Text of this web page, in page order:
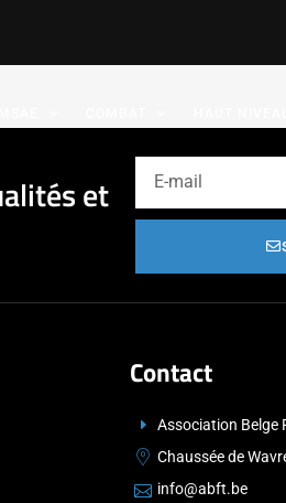
et
Contact
Association Belge
Chaussée de
info@abft.be